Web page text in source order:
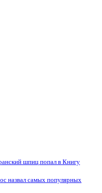
шпиц попал в Книгу
назвал самых популярных